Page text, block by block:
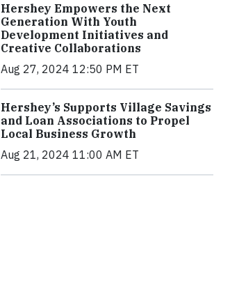
Hershey Empowers the Next
Generation With Youth
Development Initiatives and
Creative Collaborations
Aug 27, 2024 12:50 PM ET
Hershey’s Supports Village Savings
and Loan Associations to Propel
Local Business Growth
Aug 21, 2024 11:00 AM ET